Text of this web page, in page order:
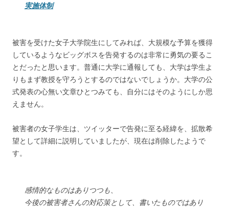
実施体制
被害を受けた女子大学院生にしてみれば、大規模な予算を獲得
しているようなビッグボスを告発するのは非常に勇気の要るこ
とだったと思います。普通に大学に通報しても、大学は学生よ
りもまず教授を守ろうとするのではないでしょうか。大学の公
式発表の心無い文章ひとつみても、自分にはそのようにしか思
えません。
被害者の女子学生は、ツイッターで告発に至る経緯を、拡散希
望として詳細に説明していましたが、現在は削除したようで
す。
感情的なものはありつつも、
今後の被害者さんの対応策として、書いたものではあり